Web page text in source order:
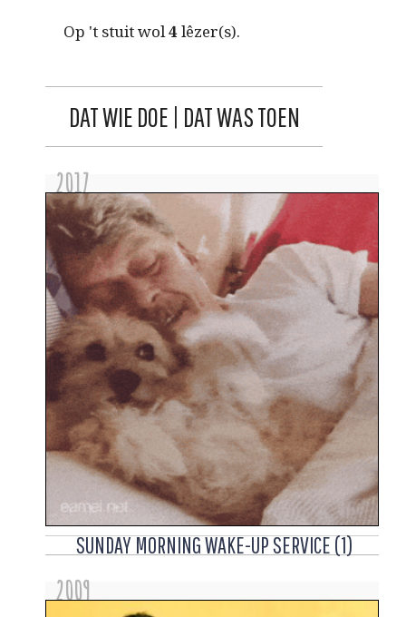
Op 't stuit wol 4lêzer(s).
DAT WIE DOE | DAT WAS TOEN
2017
SUNDAY MORNING WAKE-UP SERVICE (1)
2009